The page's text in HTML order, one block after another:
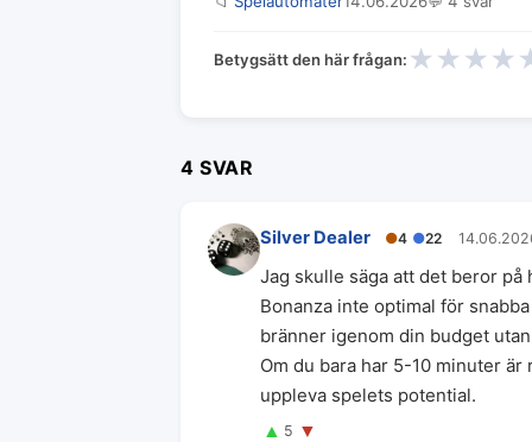
Betygsätt den här frågan: ★ ★ ★ ★
4 SVAR
Silver Dealer ●4 ●22
Jag skulle säga att det beror
Bonanza inte optimal för
bränner igenom din budget
Om du bara har 5-10 minuter
uppleva spelets potential.
▲ 5 ▼